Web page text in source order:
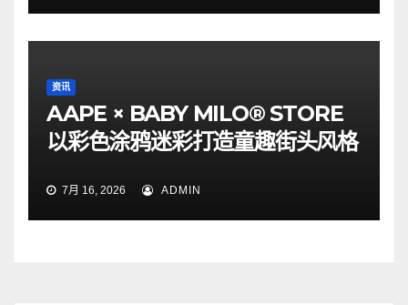
资讯
AAPE × BABY MILO® STORE
以彩色涂鸦迷彩打造童趣街头风格
7月 16, 2026 ADMIN